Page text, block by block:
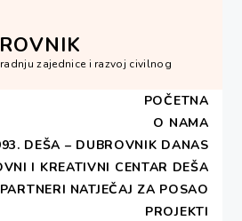
zajednice i razvoj civilnog
POČETNA
O NAMA
DEŠA – DUBROVNIK DANAS
I KREATIVNI CENTAR DEŠA
PARTNERI NATJEČAJ ZA POSAO
PROJEKTI
SIJEČANJ
14
FOR CITIZENS“